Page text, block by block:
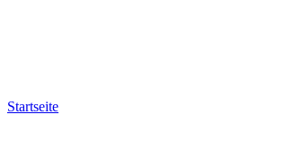
Startseite